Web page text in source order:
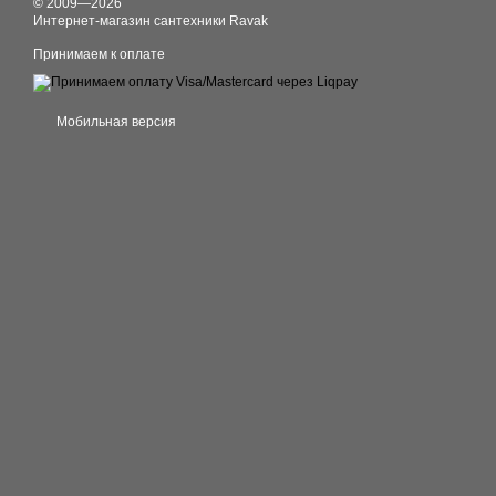
© 2009—2026
Интернет-магазин сантехники Ravak
Принимаем к оплате
Мобильная версия